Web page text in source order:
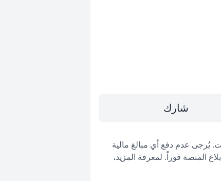
شارك
يُرجى عدم دفع أي مبالغ مالية
المنصة فوراً. لمعرفة المزيد،